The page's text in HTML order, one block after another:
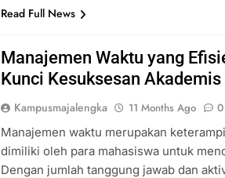
Read Full News
Manajemen Waktu yang
Kunci Kesuksesan Akademis
Kampusmajalengka 11 Months Ago 0
Manajemen waktu merupakan
dimiliki oleh para mahasiswa untuk
Dengan jumlah tanggung jawab dan